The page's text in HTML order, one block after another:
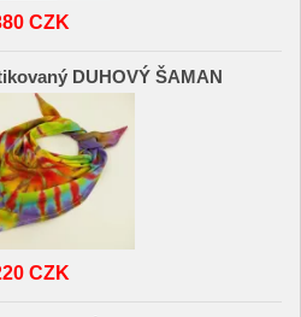
CZK
DUHOVÝ ŠAMAN
CZK